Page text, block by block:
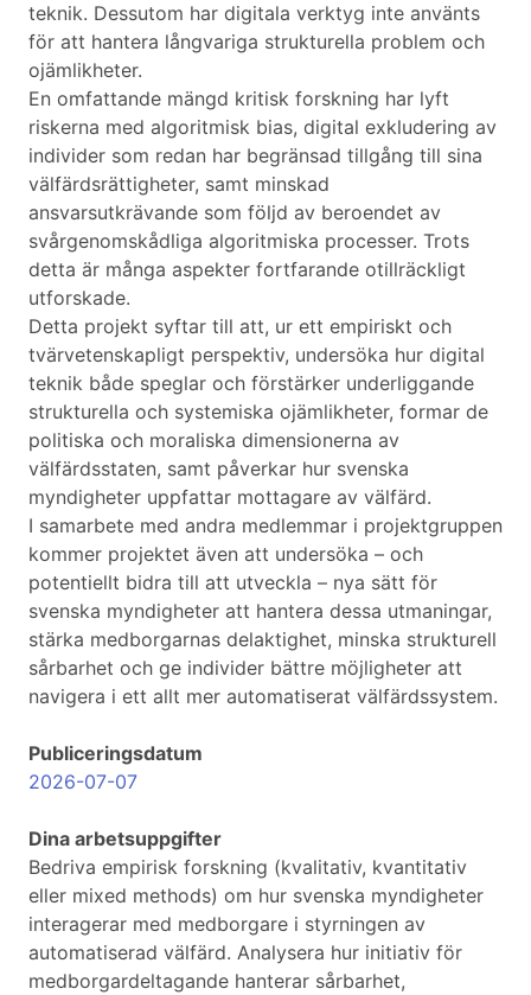
teknik. Dessutom har digitala verktyg inte använts
för att hantera långvariga strukturella problem och
ojämlikheter.
En omfattande mängd kritisk forskning har lyft
riskerna med algoritmisk bias, digital exkludering av
individer som redan har begränsad tillgång till sina
välfärdsrättigheter, samt minskad
ansvarsutkrävande som följd av beroendet av
svårgenomskådliga algoritmiska processer. Trots
detta är många aspekter fortfarande otillräckligt
utforskade.
Detta projekt syftar till att, ur ett empiriskt och
tvärvetenskapligt perspektiv, undersöka hur digital
teknik både speglar och förstärker underliggande
strukturella och systemiska ojämlikheter, formar de
politiska och moraliska dimensionerna av
välfärdsstaten, samt påverkar hur svenska
myndigheter uppfattar mottagare av välfärd.
I samarbete med andra medlemmar i projektgruppen
kommer projektet även att undersöka – och
potentiellt bidra till att utveckla – nya sätt för
svenska myndigheter att hantera dessa utmaningar,
stärka medborgarnas delaktighet, minska strukturell
sårbarhet och ge individer bättre möjligheter att
navigera i ett allt mer automatiserat välfärdssystem.
Publiceringsdatum
2026-07-07
Dina arbetsuppgifter
Bedriva empirisk forskning (kvalitativ, kvantitativ
eller mixed methods) om hur svenska myndigheter
interagerar med medborgare i styrningen av
automatiserad välfärd. Analysera hur initiativ för
medborgardeltagande hanterar sårbarhet,